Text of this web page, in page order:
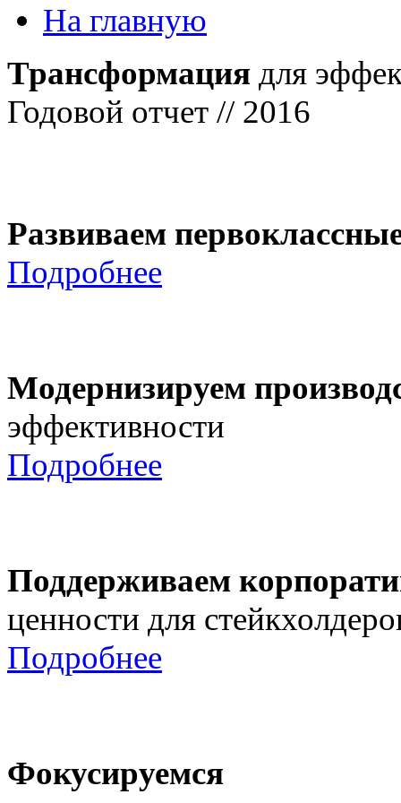
На главную
Трансформация для
Годовой отчет // 2016
Развиваем
Подробнее
Модернизируем
эффективности
Подробнее
Поддерживаем
ценности для
Подробнее
Фокусируемся